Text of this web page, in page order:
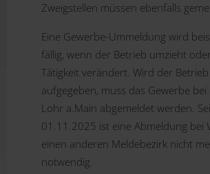
Zweigstellen müssen ebenfalls
Eine Gewerbe-Ummeldung wird
fällig, wenn der Betrieb umzieht
Tätigkeit verändert. Wird der Betrieb
aufgegeben, muss das Gewerbe
Lohr a.Main abgemeldet werden.
01.11.2025 ist eine Abmeldung bei
einen anderen Meldebezirk nicht
notwendig.